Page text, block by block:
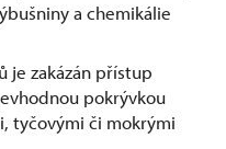
a chemikálie
je zakázán přístup
pokrývkou
tyčovými či mokrými